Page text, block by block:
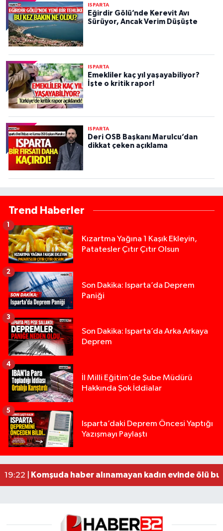
ISPARTA
Eğirdir Gölü’nde Kerevit Avı
Sürüyor, Ancak Verim Düşüşte
ISPARTA
Emekliler kaç yıl yaşayabiliyor?
İşte o kritik rapor!
ISPARTA
Deri OSB Başkanı Marulcu’dan
dikkat çeken açıklama
Trend Haberler
Kızartma Yağına 1 Kaşık Ekleyin,
Patatesler Çıtır Çıtır Olsun
1
Son Dakika: Isparta’da Deprem
Paniği
2
Son Dakika: Isparta’da Arka Arkaya
Deprem
3
İl Milli Eğitim’de Şube Müdürü
Hakkında Şok İddialar
4
Isparta’daki Deprem Öncesi Yaptığı
Yazışmayı Paylaştı
5
13:00 |Yığılca'da kardeşler arasındaki silahlı kavgada
12:48 |Tur teknesi çalışanlarının birbirine girdiği kavga
02:26 |MOTOSİKLETLE ÇARPIŞAN OTOMOBİL GÜL
19:22 |
Komşuda haber alınamayan kadın evinde ölü